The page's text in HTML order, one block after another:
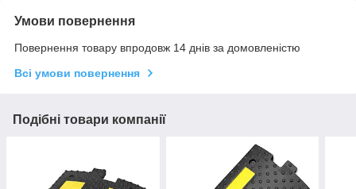
Умови повернення
Повернення товару впродовж 14 днів за домовленістю
Всі умови повернення
Подібні товари компанії